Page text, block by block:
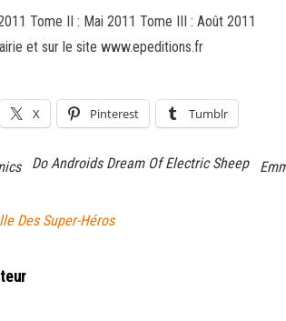
Tome II : Mai 2011 Tome III : Août 2011
et sur le site www.epeditions.fr
X Pinterest Tumblr
Do Androids Dream Of Electric Sheep
Des Super-Héros